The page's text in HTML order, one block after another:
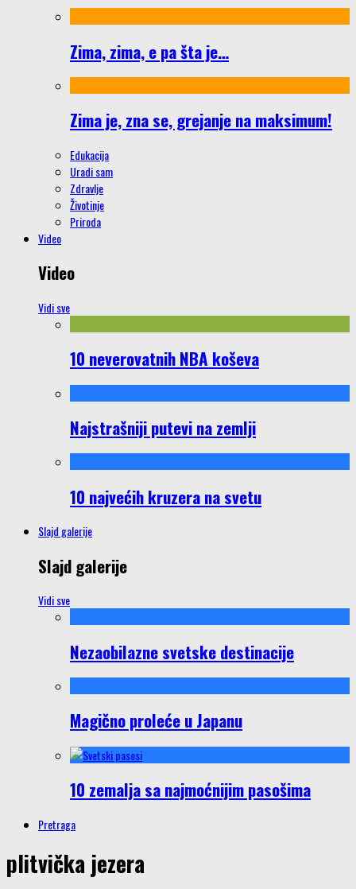
Zima, zima, e pa šta je…
Zima je, zna se, grejanje na maksimum!
Edukacija
Uradi sam
Zdravlje
Životinje
Priroda
Video
Video
Vidi sve
10 neverovatnih NBA koševa
Najstrašniji putevi na zemlji
10 najvećih kruzera na svetu
Slajd galerije
Slajd galerije
Vidi sve
Nezaobilazne svetske destinacije
Magično proleće u Japanu
10 zemalja sa najmoćnijim pasošima
Pretraga
plitvička jezera